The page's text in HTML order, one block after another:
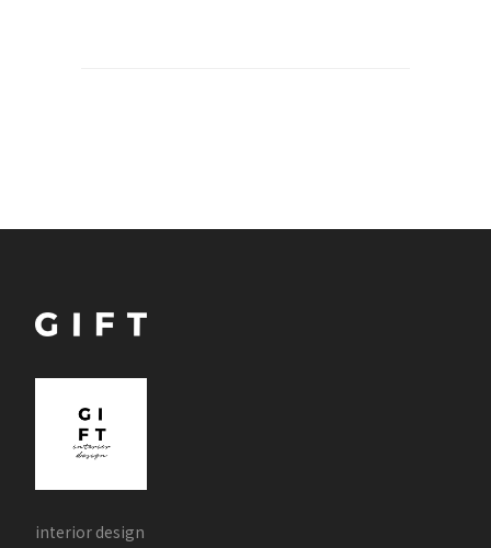
interior design